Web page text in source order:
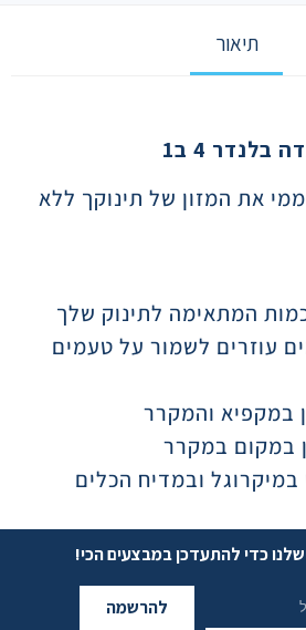
תיאור
4 ב1
את המזון של תינוקך ללא
המתאימה לתינוק שלך
עוזרים לשמור על טעמים
במקפיא והמקרר
במקום במקרר
במיקרוגל ובמדיח הכלים
כדי להתעדכן במבצעים הכי!
להרשמה